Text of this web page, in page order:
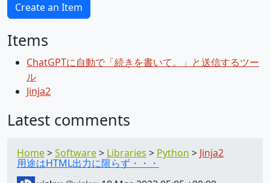
Create an Item
Items
ChatGPTに自動で「続きを書いて。」と送信するツー
ル
Jinja2
Latest comments
Home Software Libraries Python Jinja2
用途はHTML出力に限らず・・・